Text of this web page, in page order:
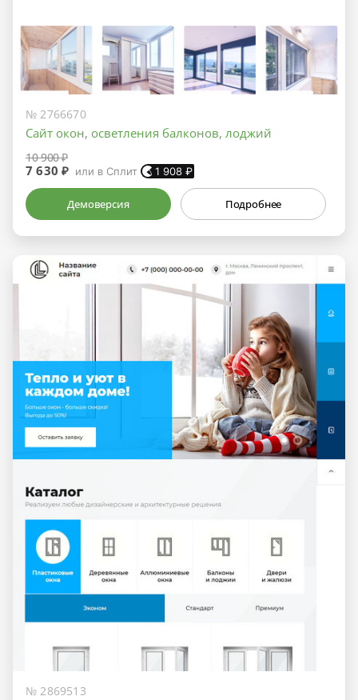
№ 2766670
Сайт окон, осветления балконов, лоджий
10 900 ₽
7 630 ₽ или в Сплит 1 908 ₽
Демоверсия Подробнее
№ 2869513